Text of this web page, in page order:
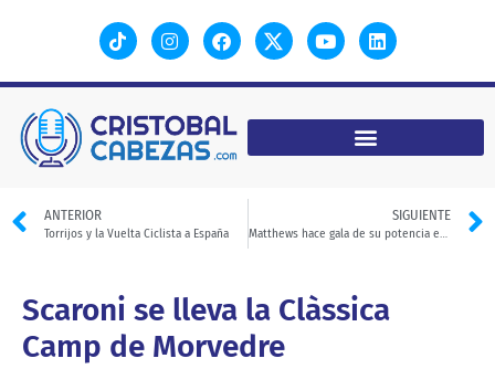
ANTERIOR
Torrijos y la Vuelta Ciclista a España
SIGUIENTE
Matthews hace gala de su potencia en el Gran Premio de Castellón
Scaroni se lleva la Clàssica
Camp de Morvedre